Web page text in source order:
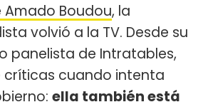
Boudou, la
volvió a la TV. Desde su
panelista de Intratables,
cuando intenta
ella también está